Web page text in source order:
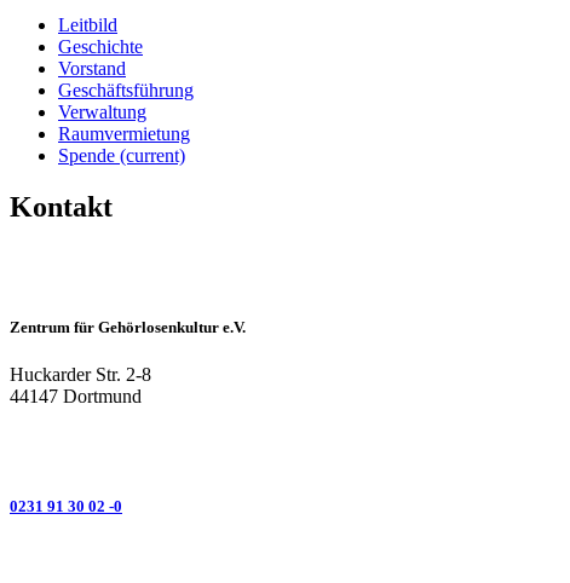
Leitbild
Geschichte
Vorstand
Geschäftsführung
Verwaltung
Raumvermietung
Spende (current)
Kontakt
Zentrum für Gehörlosenkultur e.V.
Huckarder Str. 2-8
44147 Dortmund
0231 91 30 02 -0